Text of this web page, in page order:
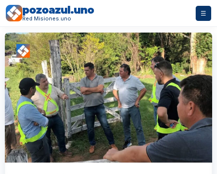
pozoazul.uno
Red Misiones.uno
☰